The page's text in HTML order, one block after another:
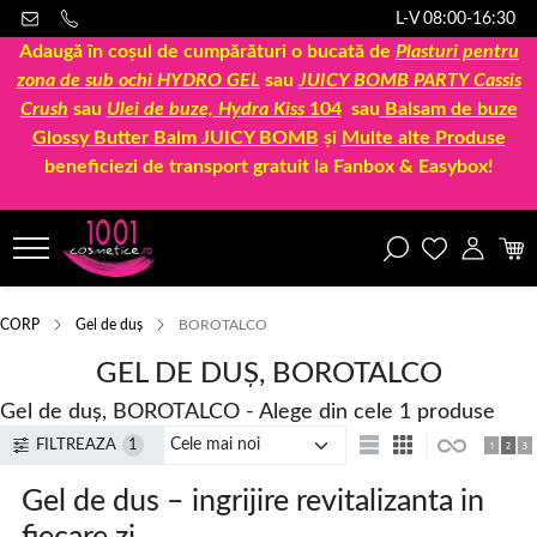
L-V 08:00-16:30
Adaugă în coșul de cumpărături o bucată de Plasturi pentru
zona de sub ochi HYDRO GEL sau JUICY BOMB PARTY Cassis
Crush sau Ulei de buze, Hydra Kiss 104sau Balsam de buze
Glossy Butter Balm JUICY BOMB și Multe alte Produse
beneficiezi de transport gratuit la Fanbox & Easybox!
CORP Gel de duș BOROTALCO
GEL DE DUȘ, BOROTALCO
Gel de duș, BOROTALCO - Alege din cele 1 produse
FILTREAZA 1
Gel de dus – ingrijire revitalizanta in